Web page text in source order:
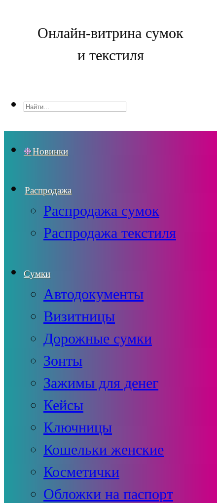
Онлайн-витрина сумок
и текстиля
Новинки
Распродажа
Распродажа сумок
Распродажа текстиля
Сумки
Автодокументы
Визитницы
Дорожные сумки
Зонты
Зажимы для денег
Кейсы
Ключницы
Кошельки женские
Косметички
Обложки на паспорт